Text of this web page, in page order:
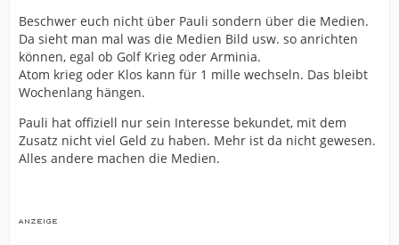
Beschwer euch nicht über Pauli sondern über die Medien.
Da sieht man mal was die Medien Bild usw. so anrichten
können, egal ob Golf Krieg oder Arminia.
Atom krieg oder Klos kann für 1 mille wechseln. Das bleibt
Wochenlang hängen.
Pauli hat offiziell nur sein Interesse bekundet, mit dem
Zusatz nicht viel Geld zu haben. Mehr ist da nicht gewesen.
Alles andere machen die Medien.